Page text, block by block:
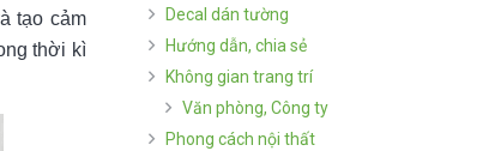
tạo cảm
thời kì
Decal dán tường
Hướng dẫn, chia sẻ
Không gian trang trí
Văn phòng, Công ty
Phong cách nội thất